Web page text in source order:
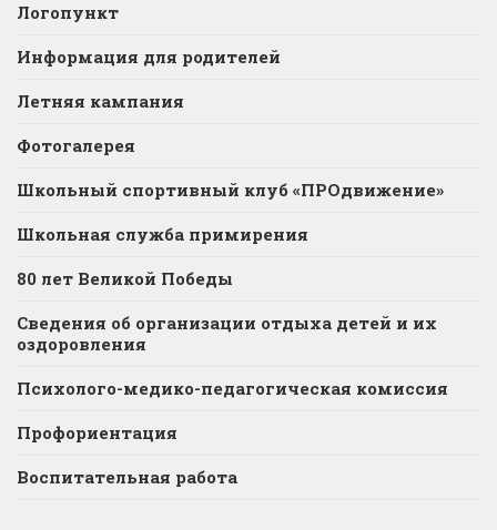
Логопункт
Информация для родителей
Летняя кампания
Фотогалерея
Школьный спортивный клуб «ПРОдвижение»
Школьная служба примирения
80 лет Великой Победы
Сведения об организации отдыха детей и их
оздоровления
Психолого-медико-педагогическая комиссия
Профориентация
Воспитательная работа